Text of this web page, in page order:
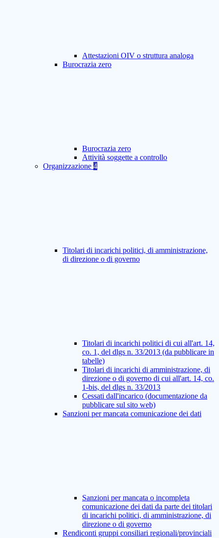
Attestazioni OIV o struttura analoga
Burocrazia zero
Burocrazia zero
Attività soggette a controllo
Organizzazione 4
Titolari di incarichi politici, di amministrazione,
di direzione o di governo
Titolari di incarichi politici di cui all'art. 14,
co. 1, del dlgs n. 33/2013 (da pubblicare in
tabelle)
Titolari di incarichi di amministrazione, di
direzione o di governo di cui all'art. 14, co.
1-bis, del dlgs n. 33/2013
Cessati dall'incarico (documentazione da
pubblicare sul sito web)
Sanzioni per mancata comunicazione dei dati
Sanzioni per mancata o incompleta
comunicazione dei dati da parte dei titolari
di incarichi politici, di amministrazione, di
direzione o di governo
Rendiconti gruppi consiliari regionali/provinciali